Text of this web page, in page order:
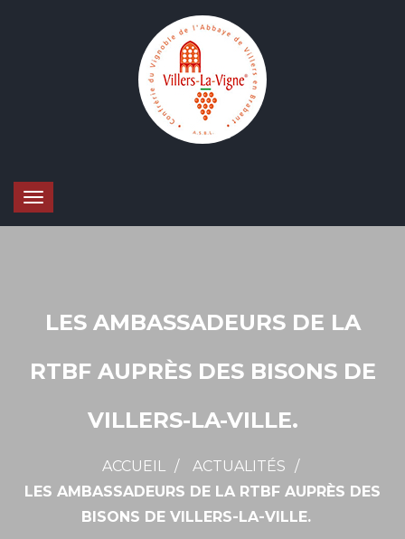
LES AMBASSADEURS DE LA
RTBF AUPRÈS DES BISONS DE
VILLERS-LA-VILLE.
ACCUEIL
ACTUALITÉS
LES AMBASSADEURS DE LA RTBF AUPRÈS DES
BISONS DE VILLERS-LA-VILLE.